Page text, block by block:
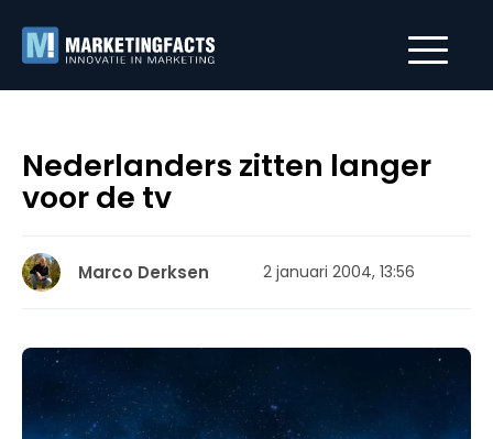
Nederlanders zitten langer
voor de tv
Marco Derksen 2 januari 2004, 13:56